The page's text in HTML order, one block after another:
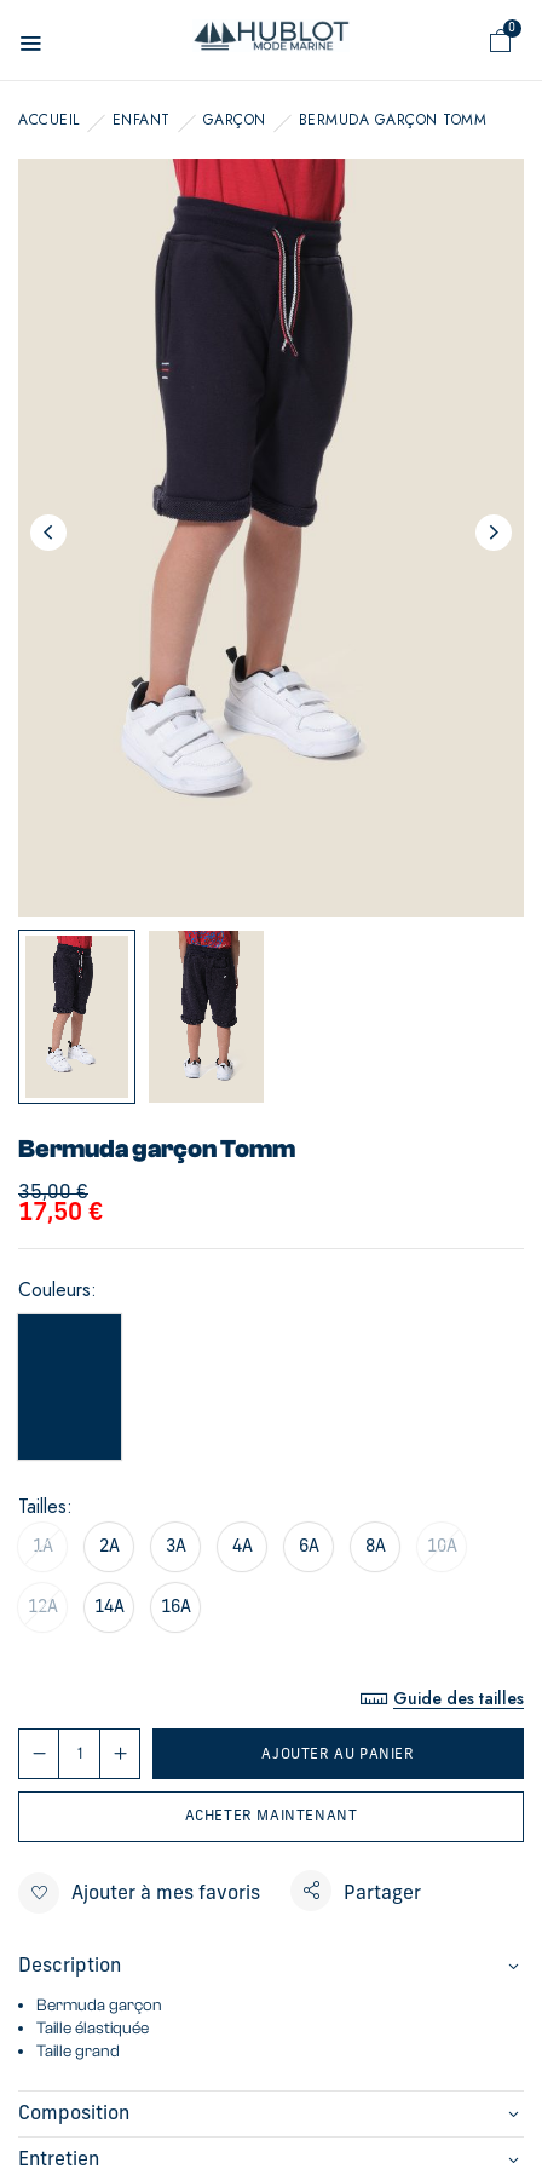
0
ACCUEIL ENFANT GARÇON BERMUDA GARÇON TOMM
Bermuda garçon Tomm
35,00€
17,50 €
Couleurs
Tailles
1A 2A 3A 4A 6A 8A 10A
12A 14A 16A
Guide des tailles
AJOUTER AU PANIER
ACHETER MAINTENANT
Ajouter à mes favoris Partager
Description
Bermuda garçon
Taille élastiquée
Taille grand
Composition
Entretien
Panneau de gestion des cookies